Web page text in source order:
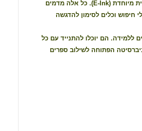
מודפס (משקלםכ-200 גרם). הם ניידים, צריכת החשמל שלהם נמוכה מאוד, והטקסטים מוצגים בהם בטכנולוגיית דיו אלקטרונית מיוחדת (E-Ink). כל אלה מדמים
חיפוש וכלים לסימון להדגשה
ללמידה. הם יוכלו להתנייד עם כל
הפתוחה לשילוב ספרים